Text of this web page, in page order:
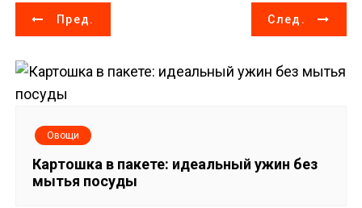
Н
а
в
Пред. След.
Овощи
Картошка в пакете: идеальный ужин без
мытья посуды